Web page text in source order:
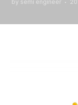
by semi engineer